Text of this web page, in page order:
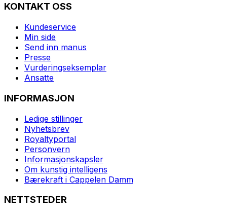
KONTAKT OSS
Kundeservice
Min side
Send inn manus
Presse
Vurderingseksemplar
Ansatte
INFORMASJON
Ledige stillinger
Nyhetsbrev
Royaltyportal
Personvern
Informasjonskapsler
Om kunstig intelligens
Bærekraft i Cappelen Damm
NETTSTEDER